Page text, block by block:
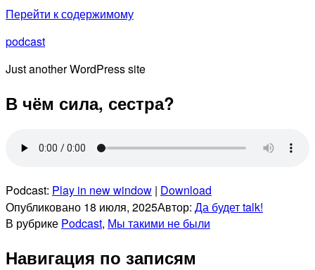
Перейти к содержимому
podcast
Just another WordPress site
В чём сила, сестра?
Podcast: Play in new window | Download
Опубликовано 18 июля, 2025Автор: Да будет talk!
В рубрике Podcast, Мы такими не были
Навигация по записям